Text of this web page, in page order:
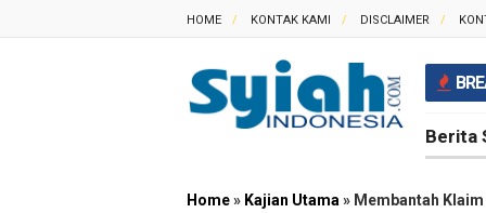
HOME KONTAK KAMI DISCLAIMER
Berita
Home» Kajian Utama » Membantah